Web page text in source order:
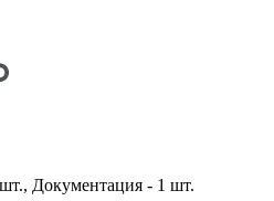
Документация - 1 шт.